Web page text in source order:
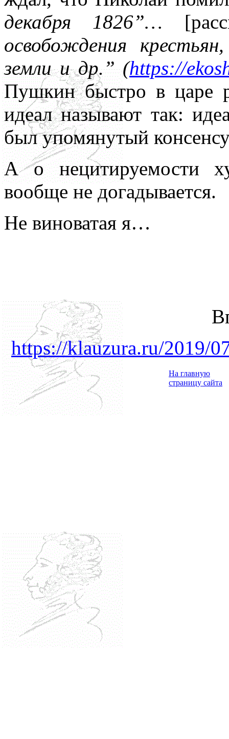
декабря 1826”…
освобождения
земли и др.” (https://
Пушкин быстро в царе
идеал называют так:
был упомянутый
А о нецитируемости
вообще не догадывается.
Не виноватая я…
https://klauzura.ru/2019/
На главную
страницу сайта